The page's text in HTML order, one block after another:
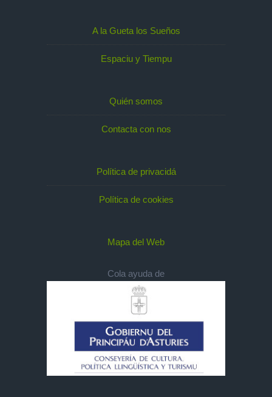
A la Gueta los Sueños
Espaciu y Tiempu
Quién somos
Contacta con nos
Política de privacidá
Política de cookies
Mapa del Web
Cola ayuda de